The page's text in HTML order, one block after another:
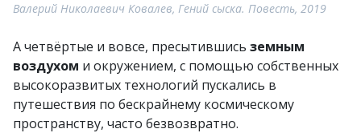
Валерий Николаевич Ковалев, Гений сыска. Повесть, 2019
А четвёртые и вовсе, пресытившись земным
воздухом и окружением, с помощью собственных
высокоразвитых технологий пускались в
путешествия по бескрайнему космическому
пространству, часто безвозвратно.